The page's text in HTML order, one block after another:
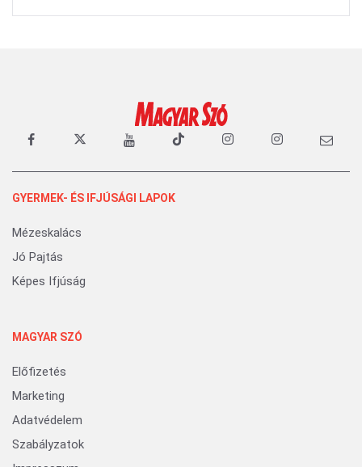
GYERMEK- ÉS IFJÚSÁGI LAPOK
Mézeskalács
Jó Pajtás
Képes Ifjúság
MAGYAR SZÓ
Előfizetés
Marketing
Adatvédelem
Szabályzatok